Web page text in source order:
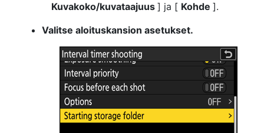
Kuvakoko/kuvataajuus ] ja [ Kohde ].
Valitse aloituskansion asetukset.